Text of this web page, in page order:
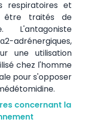
respiratoires et
être traités de
L'antagoniste
adrénergiques,
une utilisation
chez l'homme
pour s'opposer
concernant la